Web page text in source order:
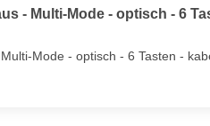
- Multi-Mode - optisch - 6
Mode - optisch - 6 Tasten -